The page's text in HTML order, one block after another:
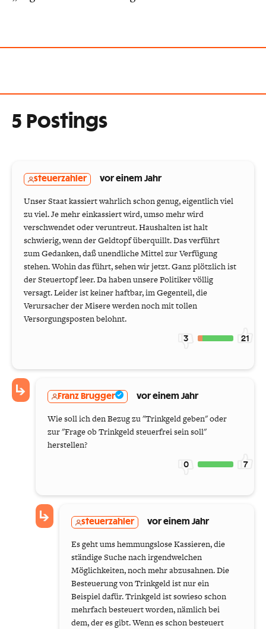
5 Postings
steuerzahler vor einem Jahr
Unser Staat kassiert wahrlich schon genug, eigentlich viel
zu viel. Je mehr einkassiert wird, umso mehr wird
verschwendet oder veruntreut. Haushalten ist halt
schwierig, wenn der Geldtopf überquillt. Das verführt
zum Gedanken, daß unendliche Mittel zur Verfügung
stehen. Wohin das führt, sehen wir jetzt. Ganz plötzlich ist
der Steuertopf leer. Da haben unsere Politiker völlig
versagt. Leider ist keiner haftbar, im Gegenteil, die
Verursacher der Misere werden noch mit tollen
Versorgungsposten belohnt.
3 21
Franz Brugger vor einem Jahr
Wie soll ich den Bezug zu "Trinkgeld geben" oder
zur "Frage ob Trinkgeld steuerfrei sein soll"
herstellen?
0 7
steuerzahler vor einem Jahr
Es geht ums hemmungslose Kassieren, die
ständige Suche nach irgendwelchen
Möglichkeiten, noch mehr abzusahnen. Die
Besteuerung von Trinkgeld ist nur ein
Beispiel dafür. Trinkgeld ist sowieso schon
mehrfach besteuert worden, nämlich bei
dem, der es gibt. Wenn es schon besteuert